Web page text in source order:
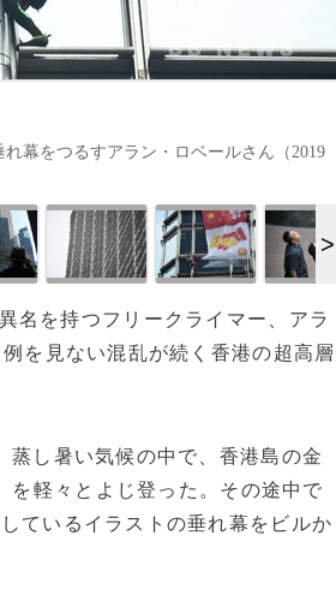
幕をつるすアラン・ロベールさん（2019
名を持つフリークライマー、アラ
を見ない混乱が続く香港の超高層
し暑い気候の中で、香港島の金
を軽々とよじ登った。その途中で
ているイラストの垂れ幕をビルか